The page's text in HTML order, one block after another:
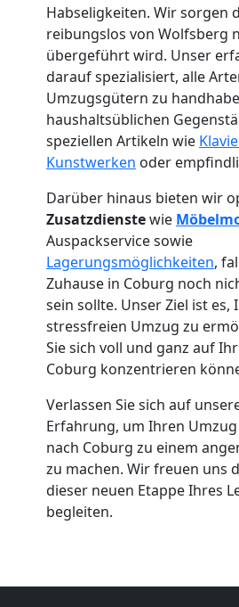
Habseligkeiten. Wir sorgen
reibungslos von Wolfsberg
übergeführt wird. Unser
darauf spezialisiert, alle
Umzugsgütern zu
haushaltsüblichen
speziellen Artikeln wie
Kunstwerken oder
Darüber hinaus bieten wir
Zusatzdienstewie
Auspackservice sowie
Lagerungsmöglichkeiten,
Zuhause in Coburg noch
sein sollte. Unser Ziel ist es,
stressfreien Umzug zu
Sie sich voll und ganz auf
Coburg konzentrieren
Verlassen Sie sich auf
Erfahrung, um Ihren
nach Coburg zu einem
zu machen. Wir freuen uns
dieser neuen Etappe Ihres
begleiten.
Umzugshelfer
Wolfsberg
Möbeltaxi
Wolfsberg
Kleintransport
Wolfsberg